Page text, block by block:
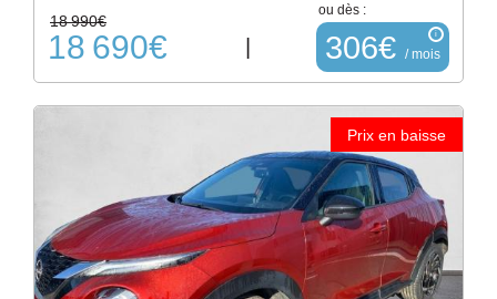
18 990€
18 690€
ou dès :
306€ / mois
i
Prix en baisse